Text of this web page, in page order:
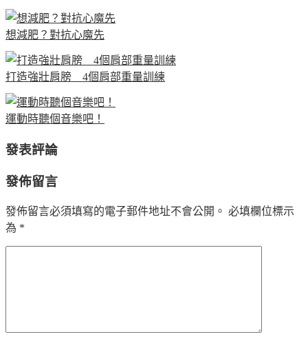
想減肥？對抗心魔先
打造強壯肩膀 4個肩部重量訓練
運動時聽個音樂吧！
發表評論
發佈留言
發佈留言必須填寫的電子郵件地址不會公開。 必填欄位標示
為 *